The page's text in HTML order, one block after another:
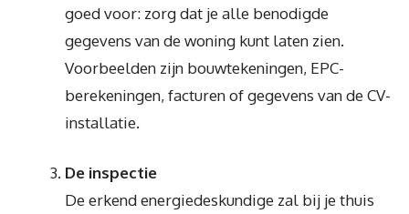
goed voor: zorg dat je alle benodigde
gegevens van de woning kunt laten zien.
Voorbeelden zijn bouwtekeningen, EPC-
berekeningen, facturen of gegevens van de CV-
installatie.
De inspectie
De erkend energiedeskundige zal bij je thuis